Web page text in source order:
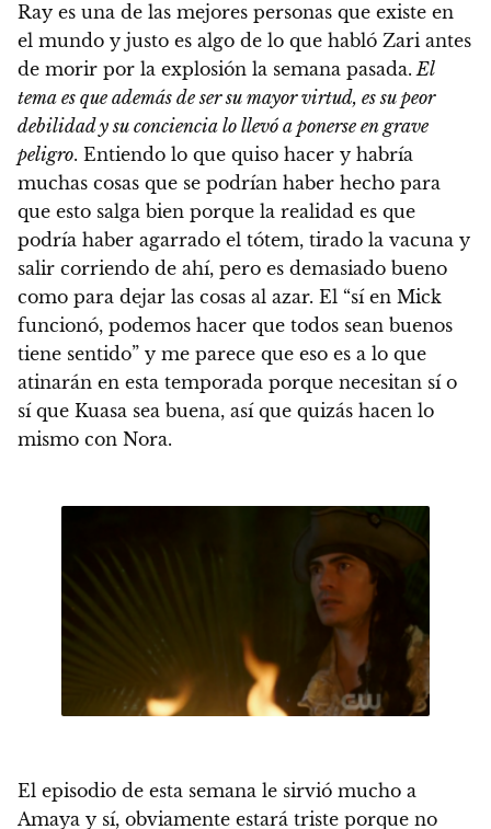
Ray es una de las mejores personas que existe en
el mundo y justo es algo de lo que habló Zari antes
de morir por la explosión la semana pasada. El
tema es que además de ser su mayor virtud, es su peor
debilidad y su conciencia lo llevó a ponerse en grave
peligro. Entiendo lo que quiso hacer y habría
muchas cosas que se podrían haber hecho para
que esto salga bien porque la realidad es que
podría haber agarrado el tótem, tirado la vacuna y
salir corriendo de ahí, pero es demasiado bueno
como para dejar las cosas al azar. El “sí en Mick
funcionó, podemos hacer que todos sean buenos
tiene sentido” y me parece que eso es a lo que
atinarán en esta temporada porque necesitan sí o
sí que Kuasa sea buena, así que quizás hacen lo
mismo con Nora.
El episodio de esta semana le sirvió mucho a
Amaya y sí, obviamente estará triste porque no